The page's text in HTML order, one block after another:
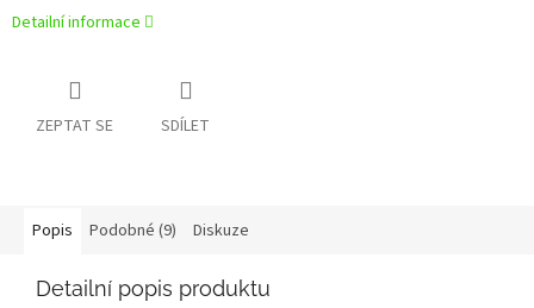
Detailní informace
ZEPTAT SE SDÍLET
Popis Podobné (9) Diskuze
Detailní popis produktu